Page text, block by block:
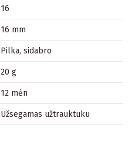
16
16 mm
Pilka, sidabro
20 g
12 mėn
Užsegamas užtrauktuku